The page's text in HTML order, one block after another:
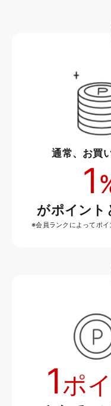
通常、お買
1
がポイント
※会員ランクによってポイ
1ポ